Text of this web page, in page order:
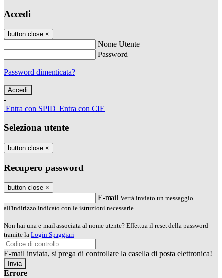
Accedi
button close ×
Nome Utente
Password
Password dimenticata?
-
Entra con SPID Entra con CIE
Seleziona utente
button close ×
Recupero password
button close ×
E-mail Verrà inviato un messaggio
all'indirizzo indicato con le istruzioni necessarie.
Non hai una e-mail associata al nome utente? Effettua il reset della password
tramite la Login Spaggiari
E-mail inviata, si prega di controllare la casella di posta elettronica!
Errore